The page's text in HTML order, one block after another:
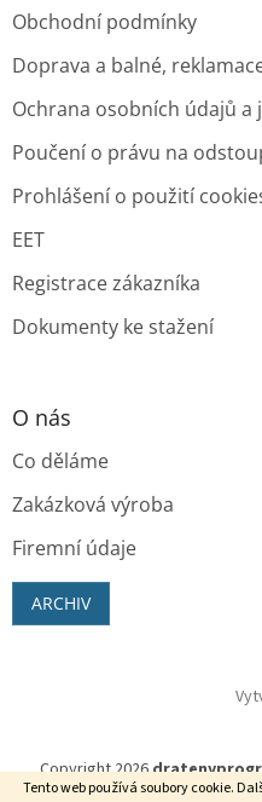
Tento web používá soubory cookie.
Obchodní podmínky
Doprava a balné,
Ochrana osobních údajů a
Poučení o právu na
Prohlášení o použití
EET
Registrace zákazníka
Dokumenty ke stažení
O nás
Co děláme
Zakázková výroba
Firemní údaje
ARCHIV
Copyright 2026